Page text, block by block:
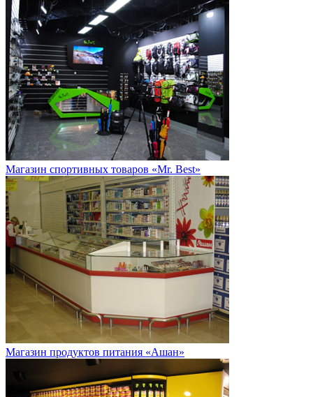
Магазин спортивных товаров «Mr. Best»
Магазин продуктов питания «Ашан»